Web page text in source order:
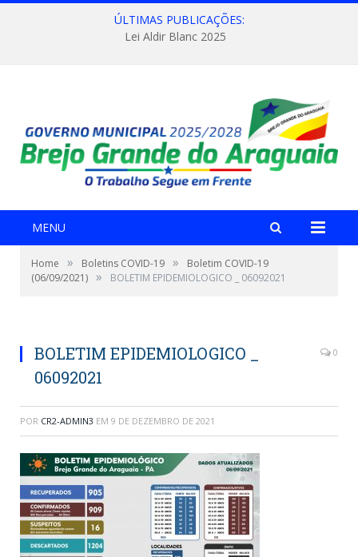
ÚLTIMAS PUBLICAÇÕES:
Lei Aldir Blanc 2025
MENU
Home » Boletins COVID-19 »
Boletim COVID-19
(06/09/2021) » BOLETIM EPIDEMIOLOGICO _ 06092021
BOLETIM EPIDEMIOLOGICO _
06092021
0
POR CR2-ADMIN3 EM 9 DE DEZEMBRO DE 2021